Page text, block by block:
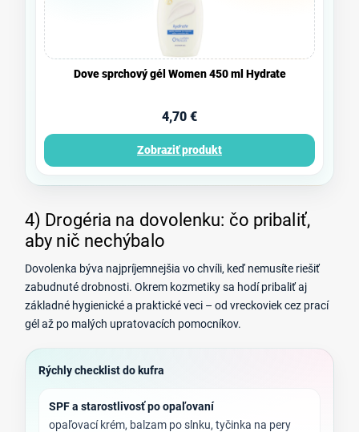
Dove sprchový gél Women 450 ml Hydrate
4,70 €
Zobraziť produkt
4) Drogéria na dovolenku: čo pribaliť,
aby nič nechýbalo
Dovolenka býva najpríjemnejšia vo chvíli, keď nemusíte riešiť
zabudnuté drobnosti. Okrem kozmetiky sa hodí pribaliť aj
základné hygienické a praktické veci – od vreckoviek cez prací
gél až po malých upratovacích pomocníkov.
Rýchly checklist do kufra
SPF a starostlivosť po opaľovaní
opaľovací krém, balzam po slnku, tyčinka na pery